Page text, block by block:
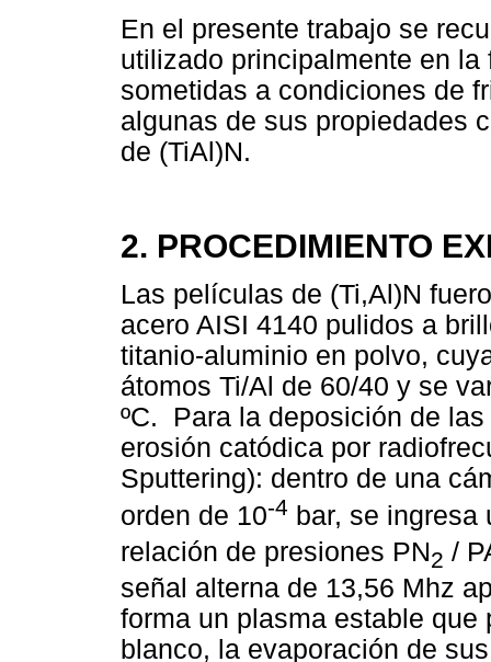
En el presente trabajo se
utilizado principalmente en
sometidas a condiciones de
algunas de sus propiedades
de (TiAl)N.
2. PROCEDIMIENTO
Las películas de (Ti,Al)N
acero AISI 4140 pulidos a
titanio-aluminio en polvo,
átomos Ti/Al de 60/40 y se
ºC. Para la deposición de
erosión catódica por
Sputtering): dentro de una
orden de 10-4 bar, se
relación de presiones PN2 /
señal alterna de 13,56 Mhz
forma un plasma estable
blanco, la evaporación de